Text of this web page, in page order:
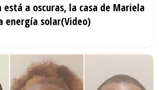
está a oscuras, la casa de Mariela
energía solar(Video)